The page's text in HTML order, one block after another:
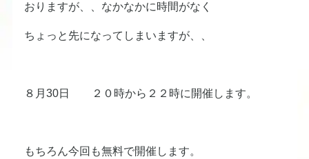
おりますが、、なかなかに時間がなく
ちょっと先になってしまいますが、、
８月30日 ２０時から２２時に開催します。
もちろん今回も無料で開催します。